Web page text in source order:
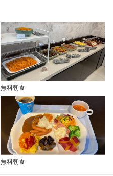
無料朝食
無料朝食